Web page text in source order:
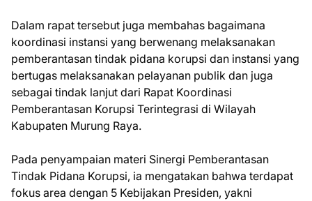
Dalam rapat tersebut juga membahas bagaimana
koordinasi instansi yang berwenang melaksanakan
pemberantasan tindak pidana korupsi dan instansi yang
bertugas melaksanakan pelayanan publik dan juga
sebagai tindak lanjut dari Rapat Koordinasi
Pemberantasan Korupsi Terintegrasi di Wilayah
Kabupaten Murung Raya.
Pada penyampaian materi Sinergi Pemberantasan
Tindak Pidana Korupsi, ia mengatakan bahwa terdapat
fokus area dengan 5 Kebijakan Presiden, yakni